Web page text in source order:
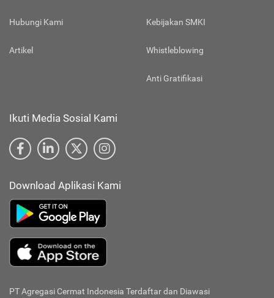
Hubungi Kami
Artikel
Kebijakan SMKI
Whistleblowing
Anti Gratifikasi
Ikuti Media Sosial Kami
Download Aplikasi Kami
PT Agregasi Cermat Indonesia Terdaftar dan Diawasi